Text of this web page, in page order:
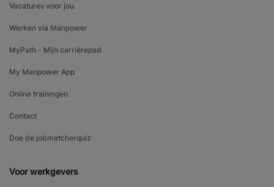
Vacatures voor jou
Werken via Manpower
MyPath - Mijn carrièrepad
My Manpower App
Online trainingen
Contact
Doe de jobmatcherquiz
Voor werkgevers